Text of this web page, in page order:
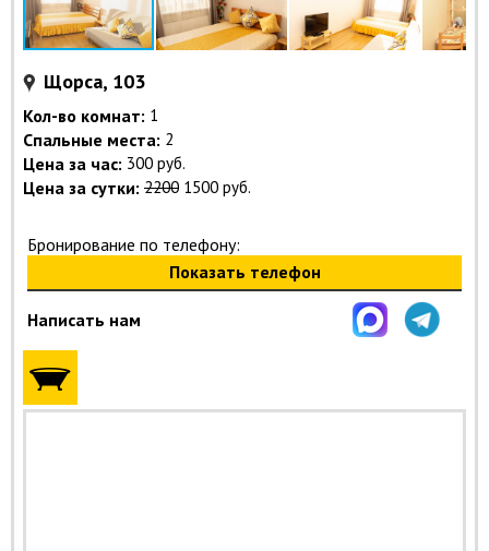
Щорса, 103
Кол-во комнат: 1
Спальные места: 2
Цена за час: 300 руб.
Цена за сутки: 2200 1500 руб.
Бронирование по телефону:
Показать телефон
Написать нам